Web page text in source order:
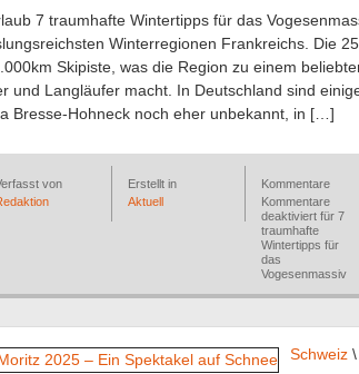
7 traumhafte Wintertipps für das
Winterregionen Frankreichs. Die
Skipiste, was die Region zu einem
und Langläufer macht. In Deutschland sind
Bresse-Hohneck noch eher unbekannt, in […]
von
Erstellt in
Aktuell
Kommentare
Kommentare
deaktiviert für 7
traumhafte
Wintertipps für
das
Vogesenmassiv
Schweiz \